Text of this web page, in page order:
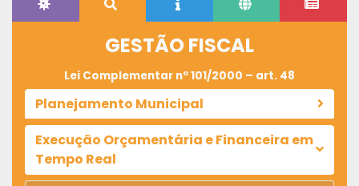
GESTÃO FISCAL
Lei Complementar nº 101/2000 – art. 48
Planejamento Municipal
Execução Orçamentária e Financeira em
Tempo Real